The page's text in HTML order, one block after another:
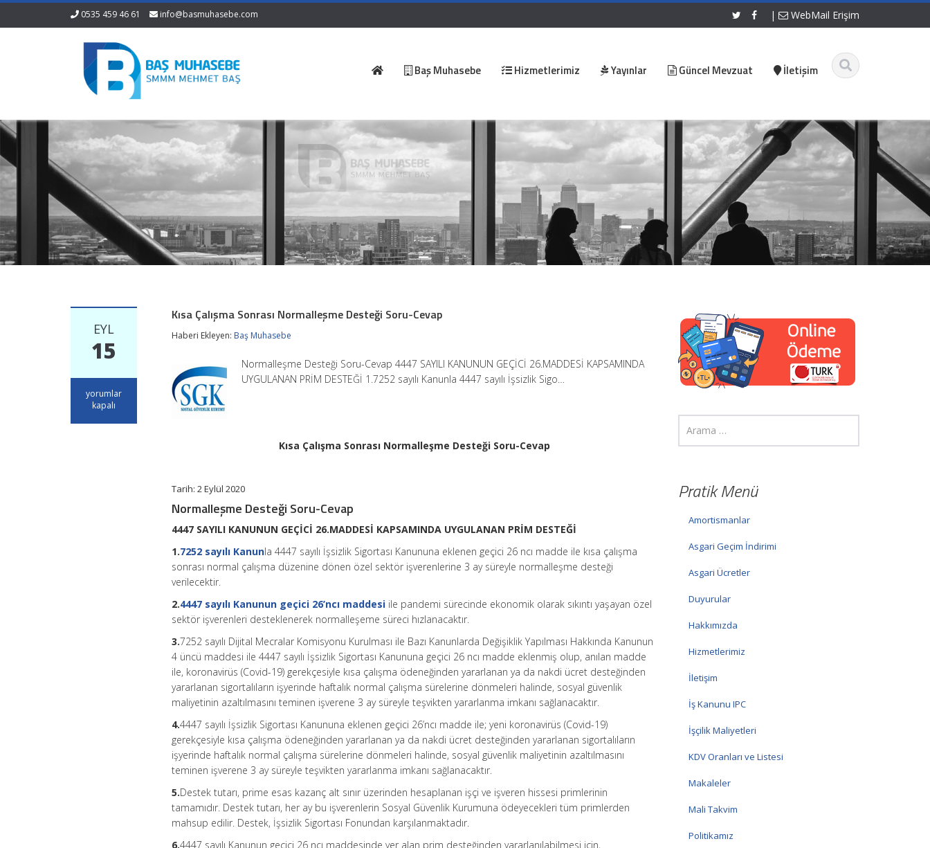
0535 459 46 61 info@basmuhasebe.com | WebMail Erişim
Baş Muhasebe Hizmetlerimiz Yayınlar Güncel Mevzuat İletişim
EYL
15
Kısa
Çalışma
yorumlar
kapalı
Kısa Çalışma Sonrası Normalleşme Desteği Soru-Cevap
Haberi Ekleyen: Baş Muhasebe
Normalleşme Desteği Soru-Cevap 4447 SAYILI KANUNUN GEÇİCİ 26.MADDESİ KAPSAMINDA
UYGULANAN PRİM DESTEĞİ 1.7252 sayılı Kanunla 4447 sayılı İşsizlik Sigo…
Kısa Çalışma Sonrası Normalleşme Desteği Soru-Cevap
Tarih: 2 Eylül 2020
Normalleşme Desteği Soru-Cevap
4447 SAYILI KANUNUN GEÇİCİ 26.MADDESİ KAPSAMINDA UYGULANAN PRİM DESTEĞİ
1.7252 sayılı Kanunla 4447 sayılı İşsizlik Sigortası Kanununa eklenen geçici 26 ncı madde ile kısa çalışma
sonrası normal çalışma düzenine dönen özel sektör işverenlerine 3 ay süreyle normalleşme desteği
verilecektir.
2.4447 sayılı Kanunun geçici 26’ncı maddesi ile pandemi sürecinde ekonomik olarak sıkıntı yaşayan özel
sektör işverenleri desteklenerek normalleşeme süreci hızlanacaktır.
3.7252 sayılı Dijital Mecralar Komisyonu Kurulması ile Bazı Kanunlarda Değişiklik Yapılması Hakkında Kanunun
4 üncü maddesi ile 4447 sayılı İşsizlik Sigortası Kanununa geçici 26 ncı madde eklenmiş olup, anılan madde
ile, koronavirüs (Covid-19) gerekçesiyle kısa çalışma ödeneğinden yararlanan ya da nakdi ücret desteğinden
yararlanan sigortalıların işyerinde haftalık normal çalışma sürelerine dönmeleri halinde, sosyal güvenlik
maliyetinin azaltılmasını teminen işverene 3 ay süreyle teşvikten yararlanma imkanı sağlanacaktır.
4.4447 sayılı İşsizlik Sigortası Kanununa eklenen geçici 26’ncı madde ile; yeni koronavirüs (Covid-19)
gerekçesiyle kısa çalışma ödeneğinden yararlanan ya da nakdi ücret desteğinden yararlanan sigortalıların
işyerinde haftalık normal çalışma sürelerine dönmeleri halinde, sosyal güvenlik maliyetinin azaltılmasını
teminen işverene 3 ay süreyle teşvikten yararlanma imkanı sağlanacaktır.
5.Destek tutarı, prime esas kazanç alt sınır üzerinden hesaplanan işçi ve işveren hissesi primlerinin
tamamıdır. Destek tutarı, her ay bu işverenlerin Sosyal Güvenlik Kurumuna ödeyecekleri tüm primlerden
mahsup edilir. Destek, İşsizlik Sigortası Fonundan karşılanmaktadır.
6.4447 sayılı Kanunun geçici 26 ncı maddesinde yer alan prim desteğinden yararlanılabilmesi için,
Pratik Menü
Amortismanlar
Asgari Geçim İndirimi
Asgari Ücretler
Duyurular
Hakkımızda
Hizmetlerimiz
İletişim
İş Kanunu IPC
İşçilik Maliyetleri
KDV Oranları ve Listesi
Makaleler
Mali Takvim
Politikamız